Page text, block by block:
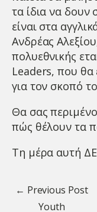
τα ίδια να δουν
είναι στα
Ανδρέας
πολυεθνικής
Leaders, που θα
για τον σκοπό
Θα σας
πώς θέλουν τα
Τη μέρα αυτή
← Previous Post
Youth